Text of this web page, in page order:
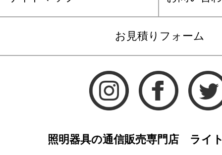
お見積りフォーム
照明器具の通信販売専門店 ライ